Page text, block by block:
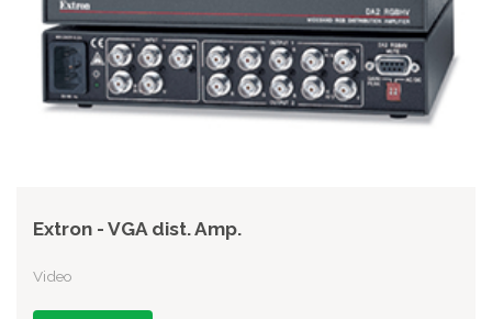
Extron - VGA dist. Amp.
Video